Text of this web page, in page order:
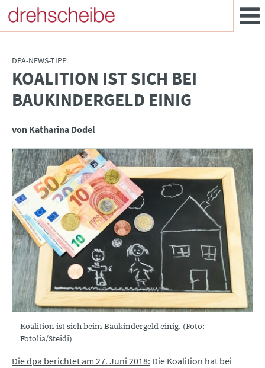
DPA-NEWS-TIPP
:KOALITION IST SICH BEI
BAUKINDERGELD EINIG
von Katharina Dodel
Koalition ist sich beim Baukindergeld einig. (Foto:
Fotolia/Steidi)
Die dpa berichtet am 27. Juni 2018: Die Koalition hat bei